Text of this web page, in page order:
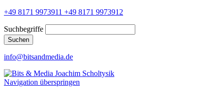
+49 8171 9973911 +49 8171 9973912
Suchbegriffe
Suchen
info@bitsandmedia.de
Navigation überspringen